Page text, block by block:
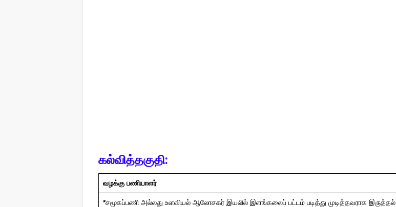
கல்வித்தகுதி:
வழக்கு பணியாளர்
*சமூகப்பணி அல்லது உளவியல் ஆலோசகர் இயலில் இளங்கலைப் பட்டம் படித்து முடித்தவராக இருத்தல்